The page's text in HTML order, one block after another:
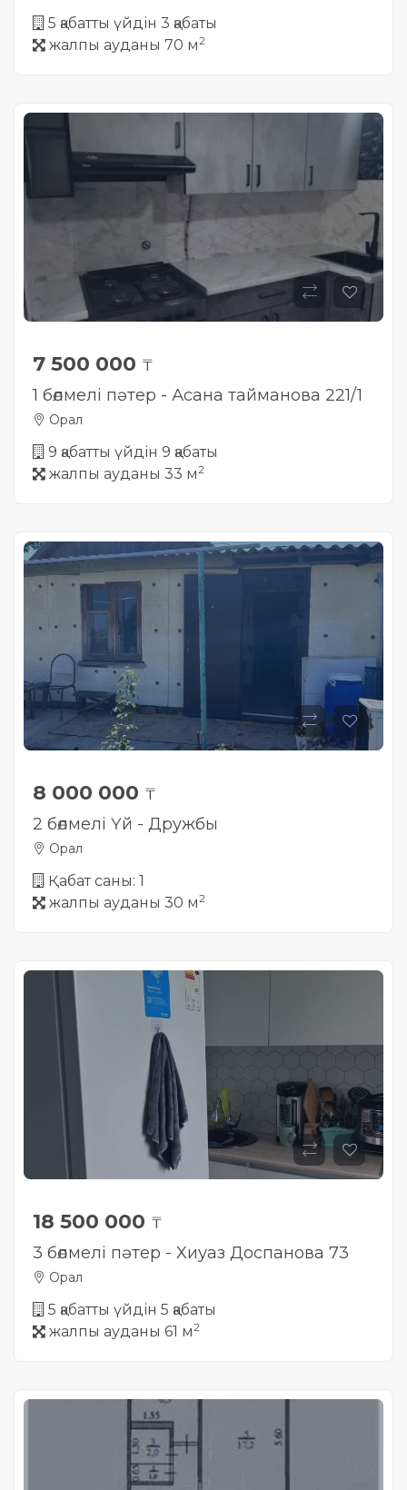
5 қабатты үйдін 3 қабаты
жалпы ауданы 70 м2
7 500 000 ₸
1 бөлмелі пәтер - Асана тайманова 221/1
Орал
9 қабатты үйдін 9 қабаты
жалпы ауданы 33 м2
8 000 000 ₸
2 бөлмелі Үй - Дружбы
Орал
Қабат саны: 1
жалпы ауданы 30 м2
18 500 000 ₸
3 бөлмелі пәтер - Хиуаз Доспанова 73
Орал
5 қабатты үйдін 5 қабаты
жалпы ауданы 61 м2